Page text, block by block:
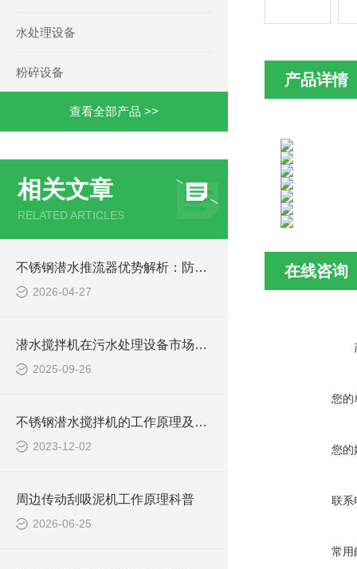
水处理设备
粉碎设备
查看全部产品 >>
相关文章
RELATED ARTICLES
不锈钢潜水推流器优势解析：防腐耐用污水处理设备
2026-04-27
潜水搅拌机在污水处理设备市场的发展及产品优势
2025-09-26
不锈钢潜水搅拌机的工作原理及作用特点、CAD安装系统结构图
2023-12-02
周边传动刮吸泥机工作原理科普
2026-06-25
产品详情
在线咨询
您的
您的
联系
常用